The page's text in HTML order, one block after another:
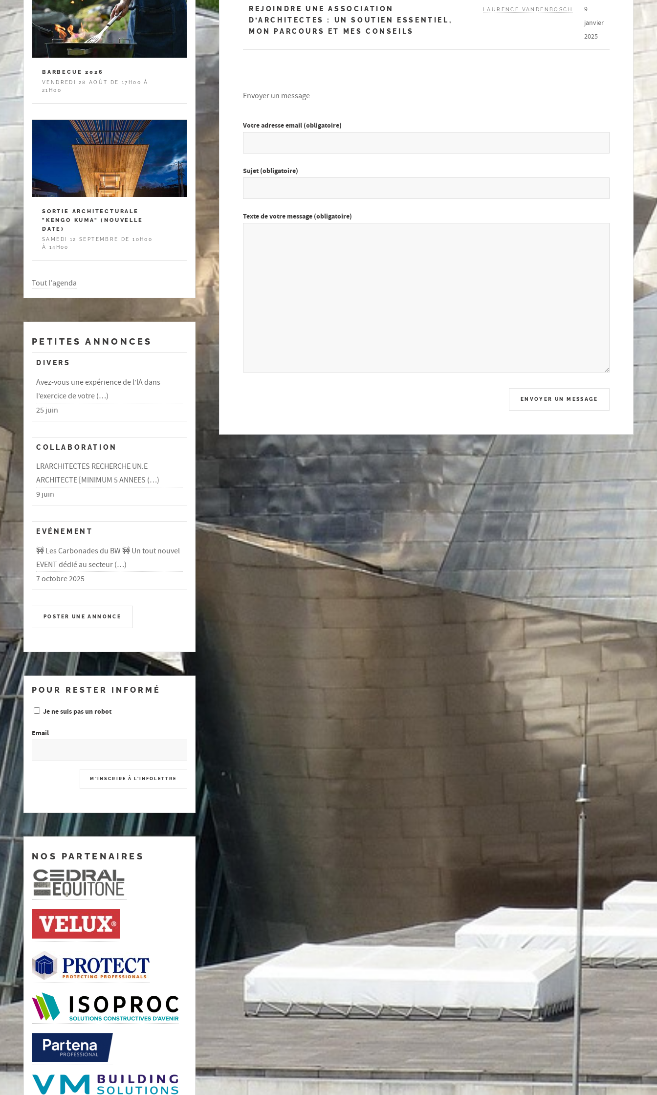
REJOINDRE UNE ASSOCIATION
D’ARCHITECTES : UN SOUTIEN ESSENTIEL,
MON PARCOURS ET MES CONSEILS
LAURENCE VANDENBOSCH
9
janvier
2025
Envoyer un message
Votre adresse email (obligatoire)
Sujet (obligatoire)
Texte de votre message (obligatoire)
BARBECUE 2026
VENDREDI 28 AOÛT DE 17H00 À
21H00
SORTIE ARCHITECTURALE
"KENGO KUMA" (NOUVELLE
DATE)
SAMEDI 12 SEPTEMBRE DE 10H00
À 14H00
Tout l'agenda
PETITES ANNONCES
DIVERS
Avez-vous une expérience de l’IA dans
l’exercice de votre (…)
25 juin
COLLABORATION
LRARCHITECTES RECHERCHE UN.E
ARCHITECTE [MINIMUM 5 ANNEES (…)
9 juin
EVÉNEMENT
🚧 Les Carbonades du BW 🚧 Un tout nouvel
EVENT dédié au secteur (…)
7 octobre 2025
POSTER UNE ANNONCE
POUR RESTER INFORMÉ
Je ne suis pas un robot
Email
NOS PARTENAIRES